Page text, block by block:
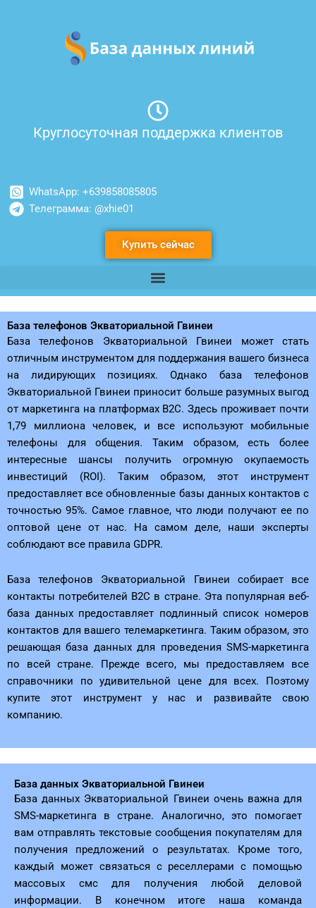
содержимому
Круглосуточная поддержка клиентов
WhatsApp: +639858085805
Телеграмма: @xhie01
Купить сейчас
База телефонов Экваториальной Гвинеи
База телефонов Экваториальной Гвинеи может стать
отличным инструментом для поддержания вашего бизнеса
на лидирующих позициях. Однако база телефонов
Экваториальной Гвинеи приносит больше разумных выгод
от маркетинга на платформах B2C. Здесь проживает почти
1,79 миллиона человек, и все используют мобильные
телефоны для общения. Таким образом, есть более
интересные шансы получить огромную окупаемость
инвестиций (ROI). Таким образом, этот инструмент
предоставляет все обновленные базы данных контактов с
точностью 95%. Самое главное, что люди получают ее по
оптовой цене от нас. На самом деле, наши эксперты
соблюдают все правила GDPR.
База телефонов Экваториальной Гвинеи собирает все
контакты потребителей B2C в стране. Эта популярная веб-
база данных предоставляет подлинный список номеров
контактов для вашего телемаркетинга. Таким образом, это
решающая база данных для проведения SMS-маркетинга
по всей стране. Прежде всего, мы предоставляем все
справочники по удивительной цене для всех. Поэтому
купите этот инструмент у нас и развивайте свою
компанию.
База данных Экваториальной Гвинеи
База данных Экваториальной Гвинеи очень важна для
SMS-маркетинга в стране. Аналогично, это помогает
вам отправлять текстовые сообщения покупателям для
получения предложений о результатах. Кроме того,
каждый может связаться с реселлерами с помощью
массовых смс для получения любой деловой
информации. В конечном итоге наша команда